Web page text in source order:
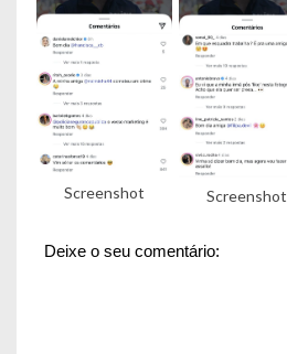
Screenshot Screenshot
Deixe o seu comentário: